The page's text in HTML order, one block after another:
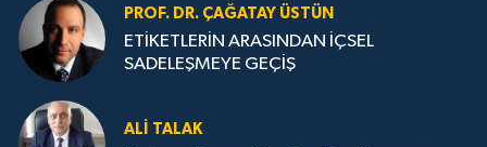
PROF. DR. ÇAĞATAY ÜSTÜN
ETİKETLERİN ARASINDAN İÇSEL
SADELEŞMEYE GEÇİŞ
ALI TALAK